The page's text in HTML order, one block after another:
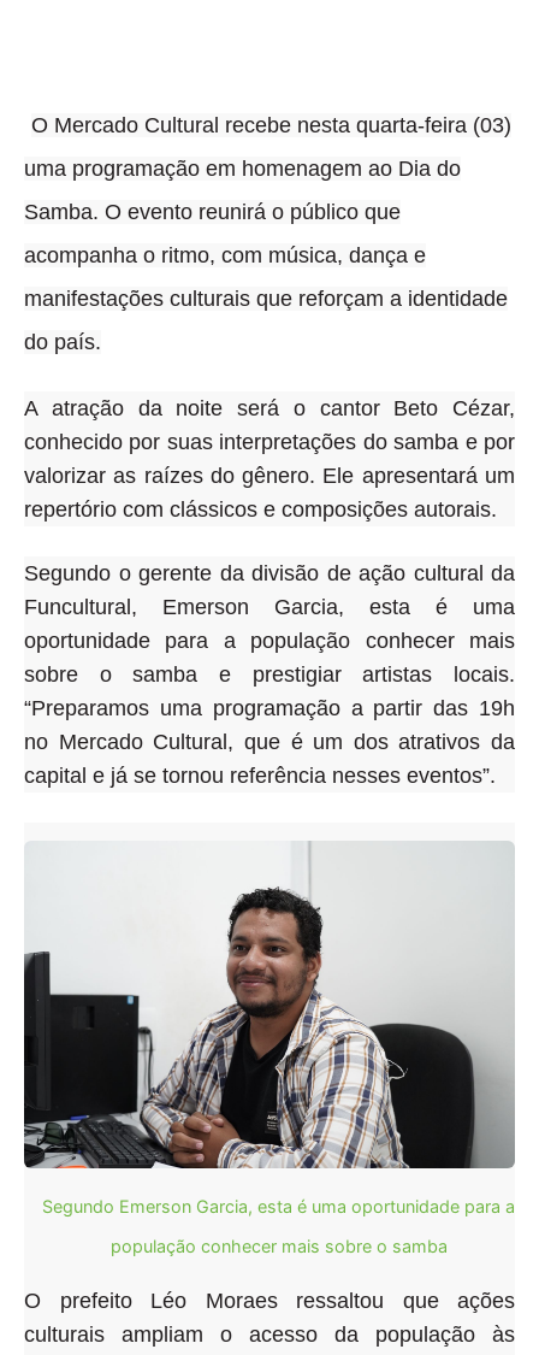
O Mercado Cultural recebe nesta quarta-feira (03)
uma programação em homenagem ao Dia do
Samba. O evento reunirá o público que
acompanha o ritmo, com música, dança e
manifestações culturais que reforçam a identidade
do país.
A atração da noite será o cantor Beto Cézar,
conhecido por suas interpretações do samba e por
valorizar as raízes do gênero. Ele apresentará um
repertório com clássicos e composições autorais.
Segundo o gerente da divisão de ação cultural da
Funcultural, Emerson Garcia, esta é uma
oportunidade para a população conhecer mais
sobre o samba e prestigiar artistas locais.
“Preparamos uma programação a partir das 19h
no Mercado Cultural, que é um dos atrativos da
capital e já se tornou referência nesses eventos”.
Segundo Emerson Garcia, esta é uma oportunidade para a
população conhecer mais sobre o samba
O prefeito Léo Moraes ressaltou que ações
culturais ampliam o acesso da população às